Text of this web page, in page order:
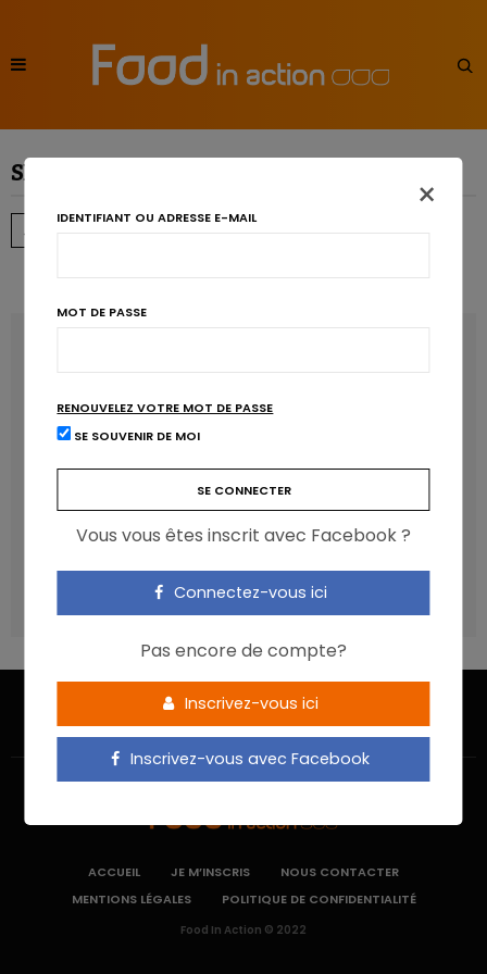
SEARCH RESULTS FOR:
← 1 2 3 4 5 6 … 15 →
Les anthocyanines bénéfiques pour la santé
cardiométabolique
Manger sucré augmente-t-il l’attrait pour le sucré ?
Un microbiote sain, c’est bien, mais c’est quoi ?
Poisson, contaminants et oméga-3 : quelles
Les aliments ultra-transformés doivent-ils être une cible
prioritaire ?
×
IDENTIFIANT OU ADRESSE E-MAIL
MOT DE PASSE
RENOUVELEZ VOTRE MOT DE PASSE
SE SOUVENIR DE MOI
Vous vous êtes inscrit avec Facebook ?
Connectez-vous ici
Pas encore de compte?
Inscrivez-vous ici
Inscrivez-vous avec Facebook
ACCUEIL JE M’INSCRIS
NOUS CONTACTER
MENTIONS LÉGALES
POLITIQUE DE CONFIDENTIALITÉ
Food In Action © 2022